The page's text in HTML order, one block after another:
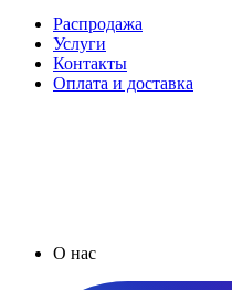
Распродажа
Услуги
Контакты
Оплата и доставка
О нас